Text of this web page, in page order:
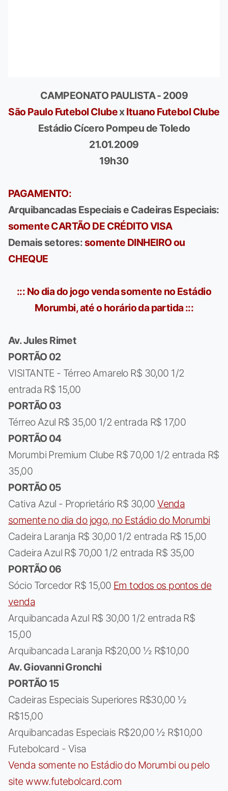
CAMPEONATO PAULISTA - 2009
São Paulo Futebol ClubexItuano Futebol Clube
Estádio Cícero Pompeu de Toledo
21.01.2009
19h30
PAGAMENTO:
Arquibancadas Especiais e Cadeiras Especiais:
somente CARTÃO DE CRÉDITO VISA
Demais setores:somente DINHEIRO ou
CHEQUE
::: No dia do jogo venda somente no Estádio
Morumbi, até o horário da partida :::
Av. Jules Rimet
PORTÃO 02
VISITANTE - Térreo Amarelo R$ 30,00 1/2
entrada R$ 15,00
PORTÃO 03
Térreo Azul R$ 35,00 1/2 entrada R$ 17,00
PORTÃO 04
Morumbi Premium Clube R$ 70,00 1/2 entrada R$
35,00
PORTÃO 05
Cativa Azul - Proprietário R$ 30,00Venda
somente no dia do jogo, no Estádio do Morumbi
Cadeira Laranja R$ 30,00 1/2 entrada R$ 15,00
Cadeira Azul R$ 70,00 1/2 entrada R$ 35,00
PORTÃO 06
Sócio Torcedor R$ 15,00 Em todos os pontos de
venda
Arquibancada Azul R$ 30,00 1/2 entrada R$
15,00
Arquibancada Laranja R$20,00 ½ R$10,00
Av. Giovanni Gronchi
PORTÃO 15
Cadeiras Especiais Superiores R$30,00 ½
R$15,00
Arquibancadas Especiais R$20,00 ½ R$10,00
Futebolcard - Visa
Venda somente no Estádio do Morumbi ou pelo
site www.futebolcard.com